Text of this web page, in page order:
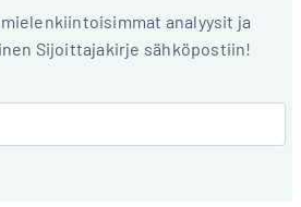
analyysit ja
Sijoittajakirje sähköpostiin!